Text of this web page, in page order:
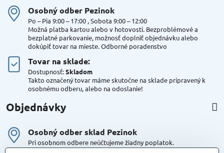
Osobný odber Pezinok
Po – Pia 9:00 – 17:00 , Sobota 9:00 – 12:00
Možná platba kartou alebo v hotovosti. Bezproblémové a
bezplatné parkovanie, možnosť doplniť objednávku alebo
dokúpiť tovar na mieste. Odborné poradenstvo
Tovar na sklade:
Dostupnosť:Skladom
Takto označený tovar máme skutočne na sklade pripravený k
osobnému odberu, alebo na odoslanie!
Objednávky
Osobný odber sklad Pezinok
Pri osobnom odbere neúčtujeme žiadny poplatok.